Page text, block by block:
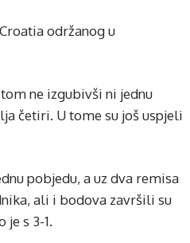
održanog u
ne izgubivši ni jednu
četiri. U tome su još uspjeli
pobjedu, a uz dva remisa
ali i bodova završili su
s 3-1.